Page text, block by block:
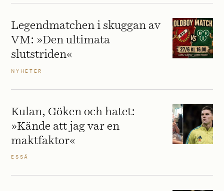
Legendmatchen i skuggan av
VM: »Den ultimata
slutstriden«
NYHETER
Kulan, Göken och hatet:
»Kände att jag var en
maktfaktor«
ESSÄ